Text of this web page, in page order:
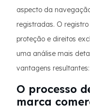
aspecto da
registradas. O
proteção e direitos
uma análise mais
vantagens resultantes:
O processo
marca